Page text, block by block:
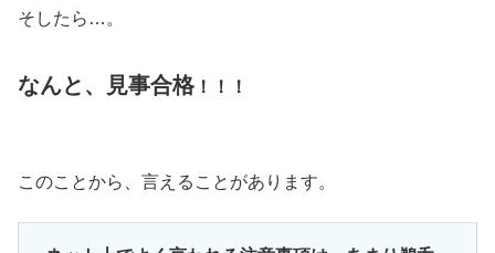
そしたら…。
なんと、見事合格 ！！！
このことから、言えることがあります。